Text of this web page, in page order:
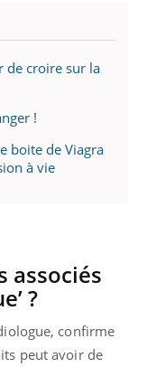
de croire sur la
!
boite de Viagra
à vie
associés
?
confirme
peut avoir de